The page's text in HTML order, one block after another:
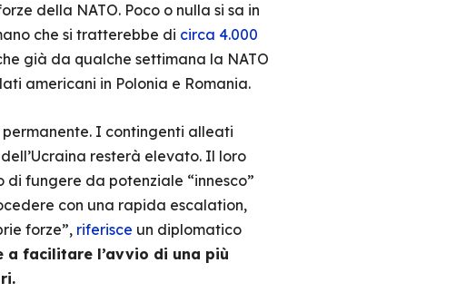
della NATO. Poco o nulla si sa in
che si tratterebbe di circa 4.000
già da qualche settimana la NATO
americani in Polonia e Romania.
permanente. I contingenti alleati
resterà elevato. Il loro
fungere da potenziale “innesco”
con una rapida escalation,
forze”, riferisce un diplomatico
a facilitare l’avvio di una più